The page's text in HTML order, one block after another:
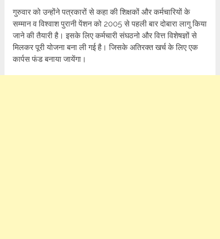
गुरुवार को उन्होंने पत्रकारों से कहा की शिक्षकों और कर्मचारियों के
सम्मान व विश्वाश पुरानी पेंशन को 2005 से पहली बार दोबारा लागु किया
जाने की तैयारी है। इसके लिए कर्मचारी संघठनो और वित्त विशेषज्ञों से
मिलकर पूरी योजना बना ली गई है। जिसके अतिरक्त खर्च के लिए एक
कार्पस फंड बनाया जायेंगा।